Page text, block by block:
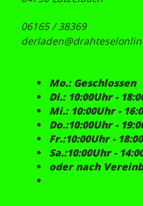
06165 / 38369
Mo.: Geschlossen
Di.: 10:00Uhr -
Mi.: 10:00Uhr -
Do.:10:00Uhr -
Fr.:10:00Uhr -
Sa.:10:00Uhr -
oder nach